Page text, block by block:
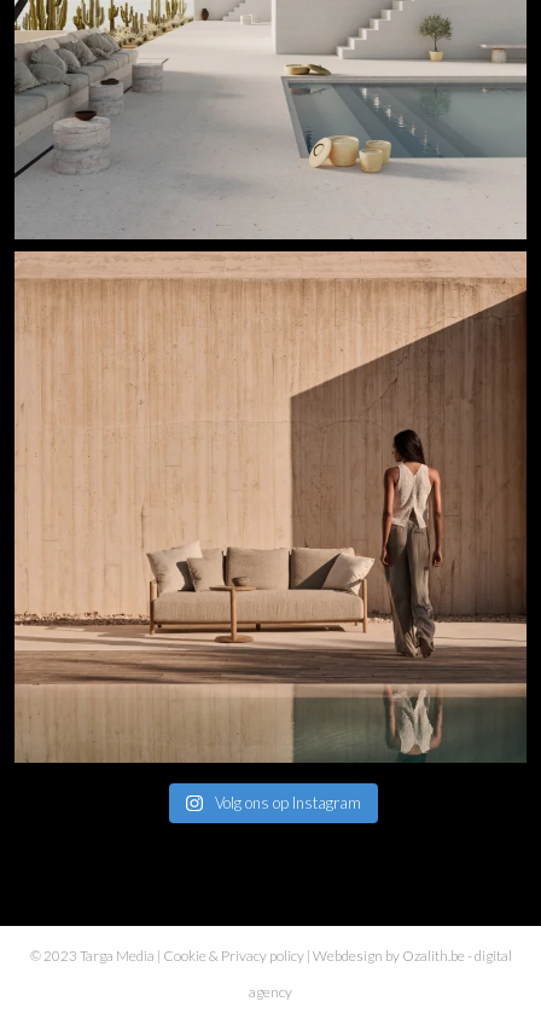
Volg ons op Instagram
© 2023 Targa Media | Cookie & Privacy policy| Webdesign by Ozalith.be - digital
agency